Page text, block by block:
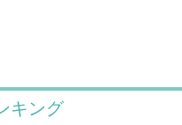
キング